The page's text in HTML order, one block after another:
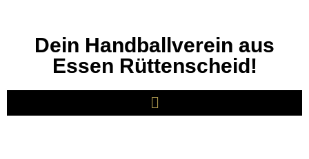
Dein Handballverein aus
Essen Rüttenscheid!